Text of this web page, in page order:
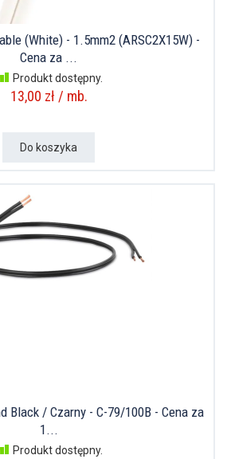
(White) - 1.5mm2 (ARSC2X15W) -
Cena za ...
Produkt dostępny.
13,00 zł / mb.
Do koszyka
Black / Czarny - C-79/100B - Cena za
1...
Produkt dostępny.